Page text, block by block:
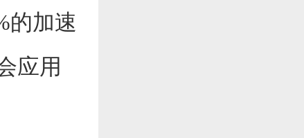
的加速
应用